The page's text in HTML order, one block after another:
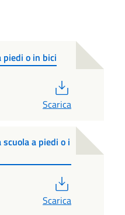
piedi o in bici
Scarica
a piedi o i
Scarica